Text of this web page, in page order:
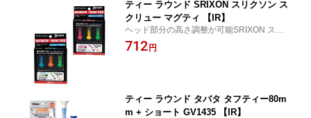
ティー ラウンド SRIXON スリクソン ス
クリュー マグティ 【IR】
ヘッド部分の高さ調整が可能SRIXON スリ
クソン スクリュー マグティ
712 円
ティー ラウンド タバタ タフティー80m
m + ショート GV1435 【IR】